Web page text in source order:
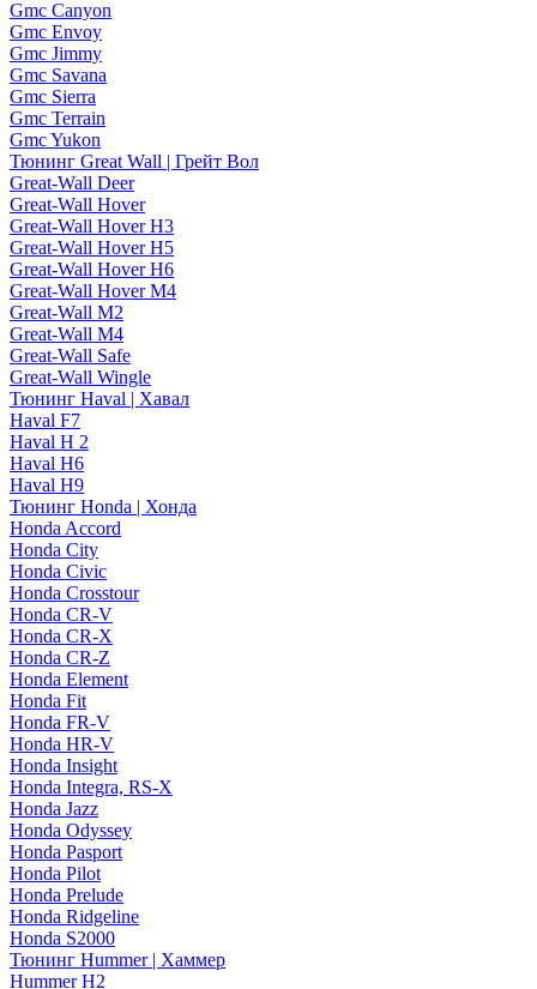
Gmc Canyon
Gmc Envoy
Gmc Jimmy
Gmc Savana
Gmc Sierra
Gmc Terrain
Gmc Yukon
Тюнинг Great Wall | Грейт Вол
Great-Wall Deer
Great-Wall Hover
Great-Wall Hover H3
Great-Wall Hover H5
Great-Wall Hover H6
Great-Wall Hover M4
Great-Wall M2
Great-Wall M4
Great-Wall Safe
Great-Wall Wingle
Тюнинг Haval | Хавал
Haval F7
Haval H 2
Haval H6
Haval H9
Тюнинг Honda | Хонда
Honda Accord
Honda City
Honda Civic
Honda Crosstour
Honda CR-V
Honda CR-X
Honda CR-Z
Honda Element
Honda Fit
Honda FR-V
Honda HR-V
Honda Insight
Honda Integra, RS-X
Honda Jazz
Honda Odyssey
Honda Pasport
Honda Pilot
Honda Prelude
Honda Ridgeline
Honda S2000
Тюнинг Hummer | Хаммер
Hummer H2